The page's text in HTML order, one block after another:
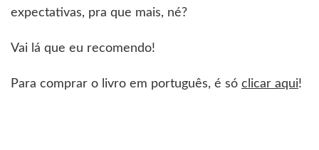
expectativas, pra que mais, né?
Vai lá que eu recomendo!
Para comprar o livro em português, é só clicar aqui!